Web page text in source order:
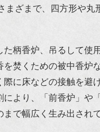
まざまで、四方形や丸
柄香炉、吊るして使用
焚くための被中香炉
に床などの接触を避
より、「前香炉」や
で幅広く生み出されて